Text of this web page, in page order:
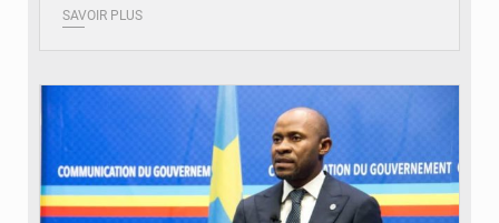
SAVOIR PLUS